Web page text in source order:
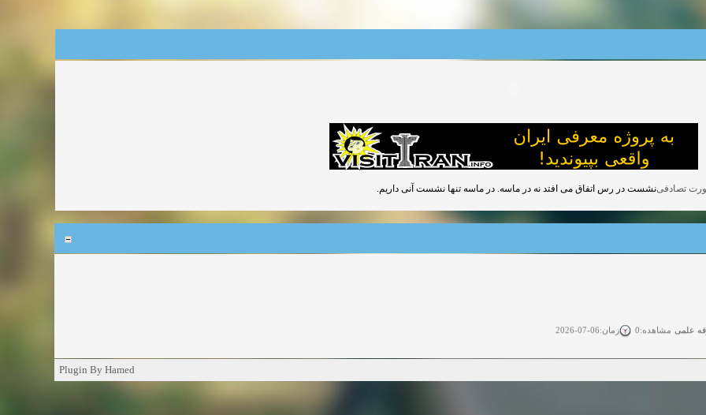
نشست در رس اتفاق می افتد نه در ماسه. در ماسه تنها نشست آنی داریم.
Plugin By Hamed